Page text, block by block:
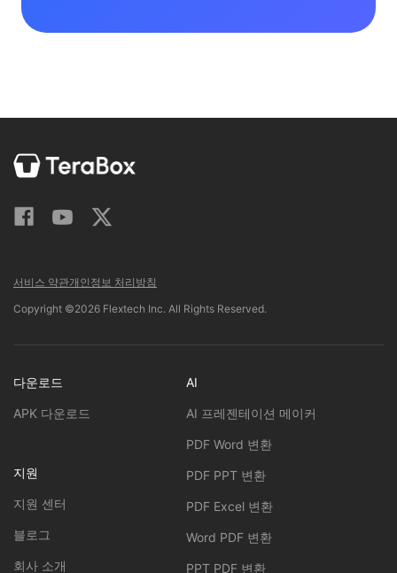
서비스 약관개인정보 처리방침
Copyright ©2026 Flextech Inc. All Rights Reserved.
다운로드
APK 다운로드
지원
지원 센터
블로그
회사 소개
AI
AI 프레젠테이션 메이커
PDF Word 변환
PDF PPT 변환
PDF Excel 변환
Word PDF 변환
PPT PDF 변환